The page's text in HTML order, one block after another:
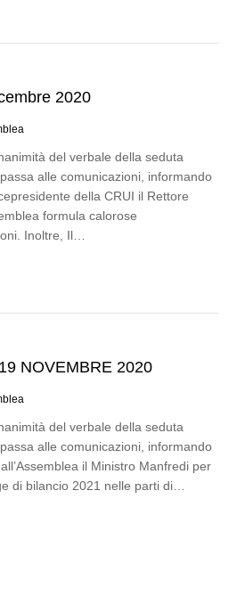
2020
del verbale della seduta
alle comunicazioni, informando
della CRUI il Rettore
formula calorose
Inoltre, Il…
NOVEMBRE 2020
del verbale della seduta
alle comunicazioni, informando
il Ministro Manfredi per
di bilancio 2021 nelle parti di…